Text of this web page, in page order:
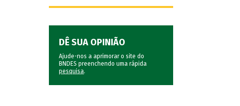
DÊ SUA OPINIÃO
Ajude-nos a aprimorar o site do
BNDES preenchendo uma rápida
pesquisa.